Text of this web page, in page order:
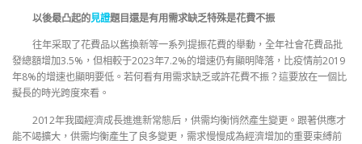
以後最凸起的見證題目還是有用需求缺乏特殊是花費不振
往年采取了花費品以舊換新等一系列提振花費的舉動，全年社會花費品批
發總額增加3.5%，但相較于2023年7.2%的增速仍有顯明降落，比疫情前2019
年8%的增速也顯明要低。若何看有用需求缺乏或許花費不振？這要放在一個比
擬長的時光跨度來看。
2012年我國經濟成長進進新常態后，供需均衡悄然產生變更。跟著供應才
能不竭擴大，供需均衡產生了良多變更，需求慢慢成為經濟增加的重要束縛前